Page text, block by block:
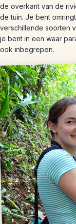
de overkant van de
de tuin. Je bent
verschillende soorten
je bent in een waar
ook inbegrepen.